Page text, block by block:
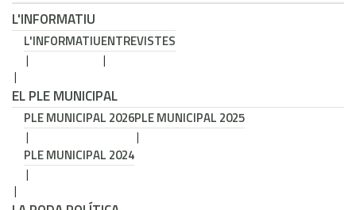
L'INFORMATIU
L'INFORMATIUENTREVISTES
EL PLE MUNICIPAL
PLE MUNICIPAL 2026PLE MUNICIPAL 2025
PLE MUNICIPAL 2024